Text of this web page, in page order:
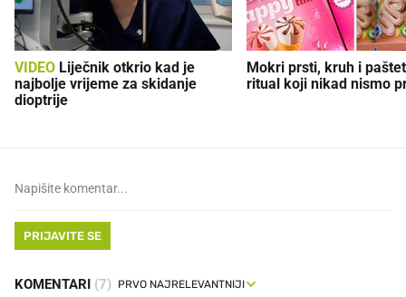
VIDEO
najbolje vrijeme za skidanje
dioptrije
Mokri prsti, kruh i
ritual koji nikad nismo
PRIJAVITE SE
KOMENTARI (7)